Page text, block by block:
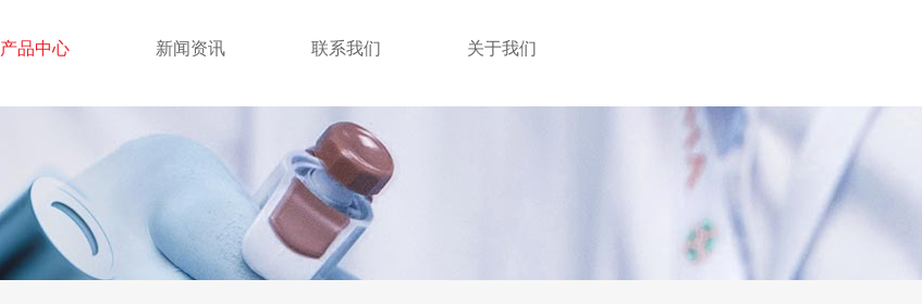
产品中心 新闻资讯 联系我们 关于我们